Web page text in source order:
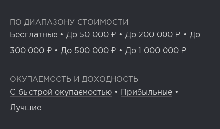
ПО ДИАПАЗОНУ СТОИМОСТИ
Бесплатные • До 50 000 ₽ • До 200 000 ₽ • До
300 000 ₽ • До 500 000 ₽ • До 1 000 000 ₽
ОКУПАЕМОСТЬ И ДОХОДНОСТЬ
С быстрой окупаемостью • Прибыльные •
Лучшие